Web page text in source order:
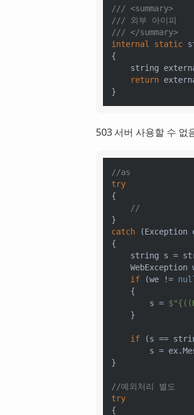
/// <summary>
/// 외부 아이피
/// </summary>
internal
static
{
string
return
}
503 서버 사용할 수 없
//as
try
{
//
catch (Exception
{
string s =
WebException
if (we !=
    {
        s =
$"
    }
if (s ==
s =
}
//예외처리 별도
try
{